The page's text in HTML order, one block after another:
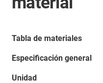
Tabla de materiales
Especificación general
Unidad